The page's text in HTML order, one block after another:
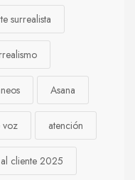
surrealista
Asana
voz atención
cliente 2025